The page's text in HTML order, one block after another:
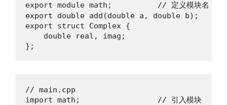
export module math;          // 定义模块名
export double add(double a, double b);
export struct Complex {
    double real, imag;
};
// main.cpp
import math;                 // 引入模块